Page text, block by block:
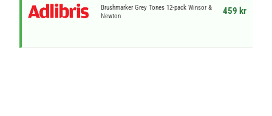
Brushmarker Grey Tones 12-pack Winsor &
Newton
459 kr